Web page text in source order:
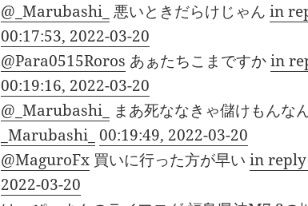
@_Marubashi_ 悪いときだらけじゃんin
00:17:53, 2022-03-20
@Para0515Roros あぁたちこまですかin
00:19:16, 2022-03-20
@_Marubashi_
まあ死ななきゃ儲けもんな
_Marubashi_ 00:19:49, 2022-03-20
@MaguroFx 買いに行った方が早いin
2022-03-20